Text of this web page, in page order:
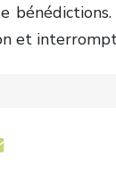
et
Telegram